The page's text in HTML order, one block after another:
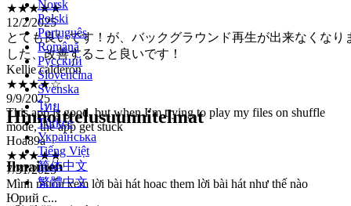
Norsk
Polski
Português
Română
Русский
Slovenčina
Svenska
ไทย
Türkçe
Українська
Tiếng Việt
简体中文
繁體中文
とても良いです！が、バックグラウンド再生が出来なくなり
した、改善すること良いです！
Kellie calderón
★★★★☆
9/9/2025
This app is good, but when I’m trying to play my files on shuffle
mode, the app get stuck
Hoa89a
★★★★★
7/31/2025
Mình muốn xem lời bài hát hoac them lời bài hát như thế nào
Юрий с...
★★★★★
5/9/2025
Hinnoittelusuunnitelmat
Ilmainen